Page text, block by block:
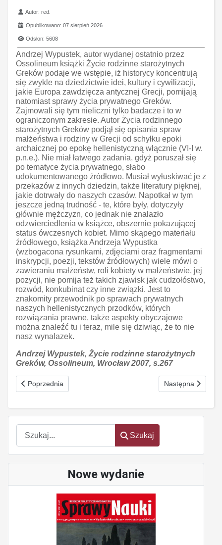
Szukaj
Szukaj
Nowe wydanie
Szczegóły
Autor:red.
Opublikowano: 07 sierpień 2026
Odsłon: 5608
Andrzej Wypustek, autor wydanej ostatnio przez
Ossolineum książki Życie rodzinne starożytnych
Greków podaje we wstępie, iż historycy koncentrują
się zwykle na dziedzictwie idei, kultury i cywilizacji,
jakie Europa zawdzięcza antycznej Grecji, pomijają
natomiast sprawy życia prywatnego Greków.
Zajmowali się tym nieliczni tylko badacze i to w
ograniczonym zakresie. Autor Życia rodzinnego
starożytnych Greków podjął się opisania spraw
małżeństwa i rodziny w Grecji od schyłku epoki
archaicznej po epokę hellenistyczną włącznie (VI-I w.
p.n.e.). Nie miał łatwego zadania, gdyż poruszał się
po tematyce życia prywatnego, słabo
udokumentowanego źródłowo. Musiał wyłuskiwać je z
przekazów z innych dziedzin, także literatury pięknej,
jakie dotrwały do naszych czasów. Napotkał w tym
jeszcze jedną trudność - te, które były, dotyczyły
głównie mężczyzn, co jednak nie znalazło
odzwierciedlenia w książce, obszernie pokazującej
status ówczesnych kobiet. Mimo skąpego materiału
źródłowego, książka Andrzeja Wypustka
(wzbogacona rysunkami, zdjęciami oraz fragmentami
inskrypcji, poezji, tekstów źródłowych) wiele mówi o
zawieraniu małżeństw, roli kobiety w małżeństwie, jej
pozycji, nie pomija też takich zjawisk jak cudzołóstwo,
rozwód, konkubinat czy inne związki. Jest to
znakomity przewodnik po sprawach prywatnych
naszych hellenistycznych przodków, których
rozwiązania prawne, także aspekty obyczajowe
można znaleźć tu i teraz, mile się dziwiąc, że to nie
nasz wynalazek.
Andrzej Wypustek, Życie rodzinne starożytnych
Greków, Ossolineum, Wrocław 2007, s.267
Poprzednia strona: Stanisław Ossowski
Poprzednia Następna strona:
Następna